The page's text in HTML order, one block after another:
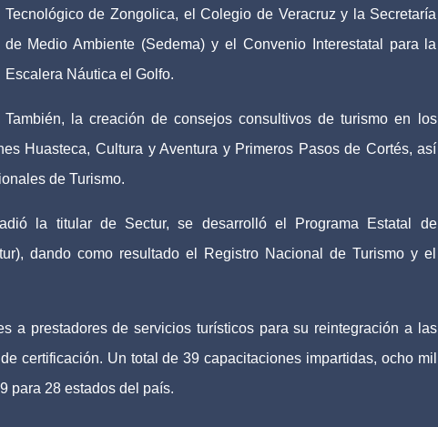
Tecnológico de Zongolica, el Colegio de Veracruz y la Secretaría
de Medio Ambiente (Sedema) y el Convenio Interestatal para la
Escalera Náutica el Golfo.
También, la creación de consejos consultivos de turismo en los
Huasteca, Cultura y Aventura y Primeros Pasos de Cortés, así
de Turismo.
la titular de Sectur, se desarrolló el Programa Estatal de
dando como resultado el Registro Nacional de Turismo y el
a prestadores de servicios turísticos para su reintegración a las
certificación. Un total de 39 capacitaciones impartidas, ocho mil
para 28 estados del país.